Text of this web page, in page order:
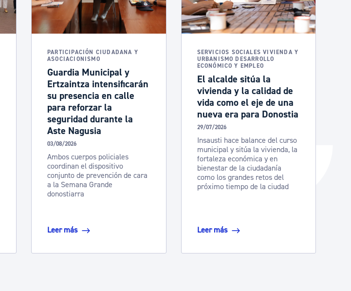
Administración municipal
Tablón de anuncios oficiales
Catálogo de trámites
Ayuda a la tramitación
PARTICIPACIÓN CIUDADANA Y
ASOCIACIONISMO
Guardia Municipal y
Ertzaintza intensificarán
su presencia en calle
para reforzar la
seguridad durante la
Aste Nagusia
03/08/2026
Ambos cuerpos policiales
coordinan el dispositivo
conjunto de prevención de cara
a la Semana Grande
donostiarra
Leer más
SERVICIOS SOCIALES VIVIENDA Y
URBANISMO DESARROLLO
ECONÓMICO Y EMPLEO
El alcalde sitúa la
vivienda y la calidad de
vida como el eje de una
nueva era para Donostia
29/07/2026
Insausti hace balance del curso
municipal y sitúa la vivienda, la
fortaleza económica y en
bienestar de la ciudadanía
como los grandes retos del
próximo tiempo de la ciudad
Leer más